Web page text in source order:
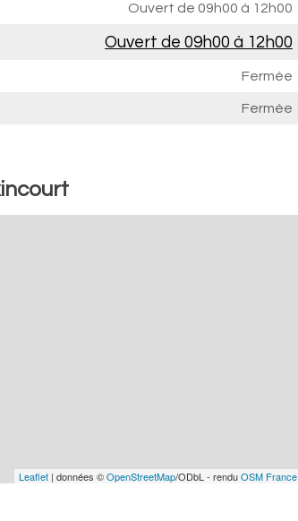
Ouvert de 09h00 à 12h00
Ouvert de 09h00 à 12h00
Fermée
Fermée
Leaflet | données ©OpenStreetMap/ODbL - renduOSM France